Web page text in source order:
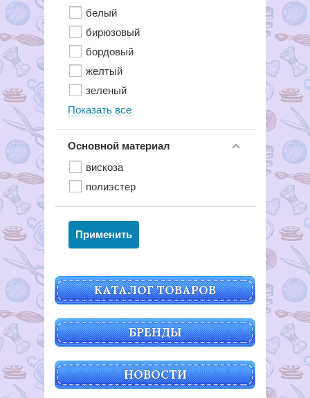
белый
бирюзовый
бордовый
желтый
зеленый
Показать все
Основной материал
вискоза
полиэстер
КАТАЛОГ ТОВАРОВ
БРЕНДЫ
НОВОСТИ